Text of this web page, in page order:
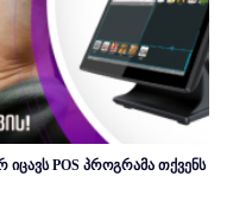
POS პროგრამა თქვენს